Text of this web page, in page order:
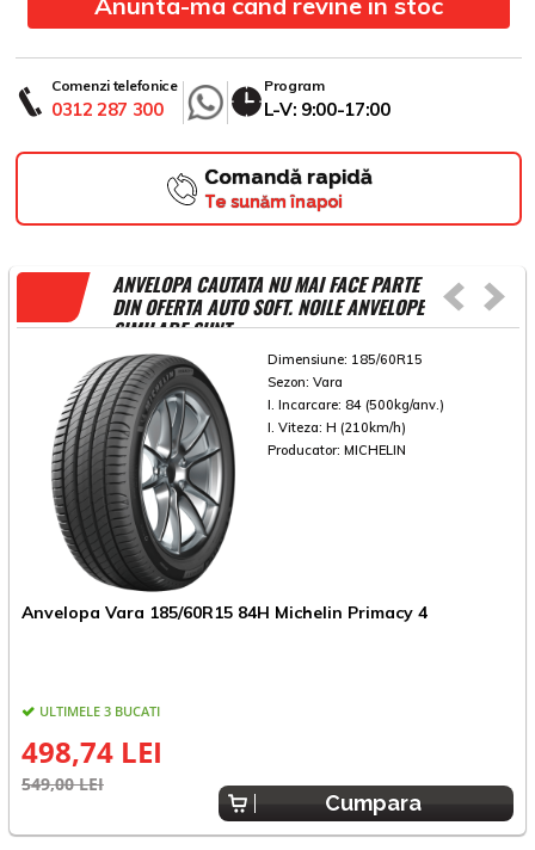
Comenzi telefonice
0312 287 300
Program
L-V: 9:00-17:00
Comandă rapidă
Te sunăm înapoi
ANVELOPA CAUTATA NU MAI FACE PARTE
DIN OFERTA AUTO SOFT. NOILE ANVELOPE
SIMILARE SUNT
Dimensiune: 185/60R15
Sezon: Vara
I. Incarcare: 84 (500kg/anv.)
I. Viteza: H (210km/h)
Producator: MICHELIN
Anvelopa Vara 185/60R15 84H Michelin Primacy 4
ULTIMELE 3 BUCATI
498,74 LEI
549,00 LEI
Cumpara